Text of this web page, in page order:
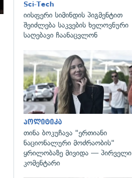
Sci-Tech
იისფერი სიმინდის პიგმენტით
შეიძლება საკვების ხელოვნური
საღებავი ჩაანაცვლონ
პოლიტიკა
თინა ბოკუჩავა "ერთიანი
ნაციონალური მოძრაობის"
ყრილობაზე მივიდა — პირველი
კომენტარი